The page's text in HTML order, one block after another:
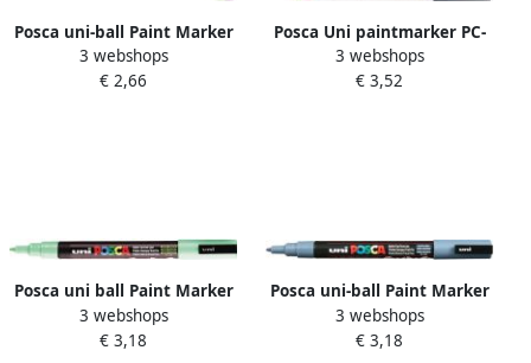
Posca uni-ball Paint Marker
op waterbasis PC-1MC
donkerblauw
3 webshops
€ 2,66
Posca Uni paintmarker PC-
5M 1 8 2 5 mm fluo oranje
3 webshops
€ 3,52
Posca uni ball Paint Marker
op waterbasis PC 3M
lichtgroen
3 webshops
€ 3,18
Posca uni-ball Paint Marker
op waterbasis PC-3M
arduingrijs
3 webshops
€ 3,18